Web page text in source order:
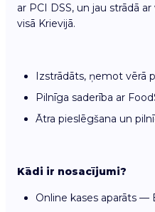
ar PCI DSS, un jau strādā
visā Krievijā.
Izstrādāts, ņemot vērā
Pilnīga saderība ar
Ātra pieslēgšana un
Kādi ir nosacījumi?
Online kases aparāts —